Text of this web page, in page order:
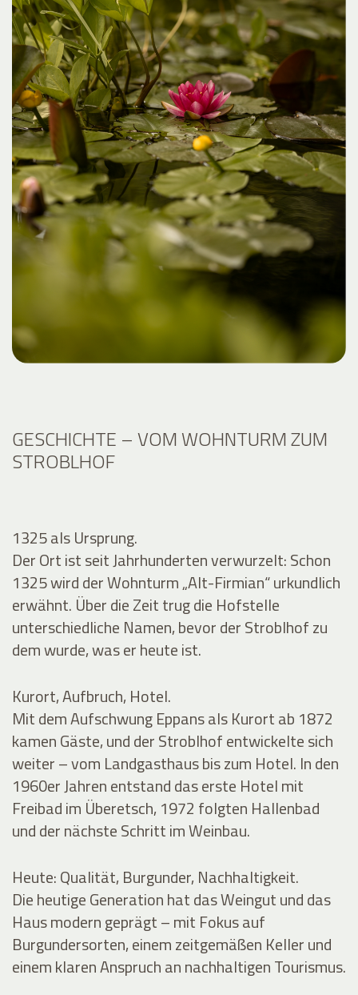
GESCHICHTE – VOM WOHNTURM ZUM
STROBLHOF
1325 als Ursprung.
Der Ort ist seit Jahrhunderten verwurzelt: Schon
1325 wird der Wohnturm „Alt-Firmian“ urkundlich
erwähnt. Über die Zeit trug die Hofstelle
unterschiedliche Namen, bevor der Stroblhof zu
dem wurde, was er heute ist.
Kurort, Aufbruch, Hotel.
Mit dem Aufschwung Eppans als Kurort ab 1872
kamen Gäste, und der Stroblhof entwickelte sich
weiter – vom Landgasthaus bis zum Hotel. In den
1960er Jahren entstand das erste Hotel mit
Freibad im Überetsch, 1972 folgten Hallenbad
und der nächste Schritt im Weinbau.
Heute: Qualität, Burgunder, Nachhaltigkeit.
Die heutige Generation hat das Weingut und das
Haus modern geprägt – mit Fokus auf
Burgundersorten, einem zeitgemäßen Keller und
einem klaren Anspruch an nachhaltigen Tourismus.